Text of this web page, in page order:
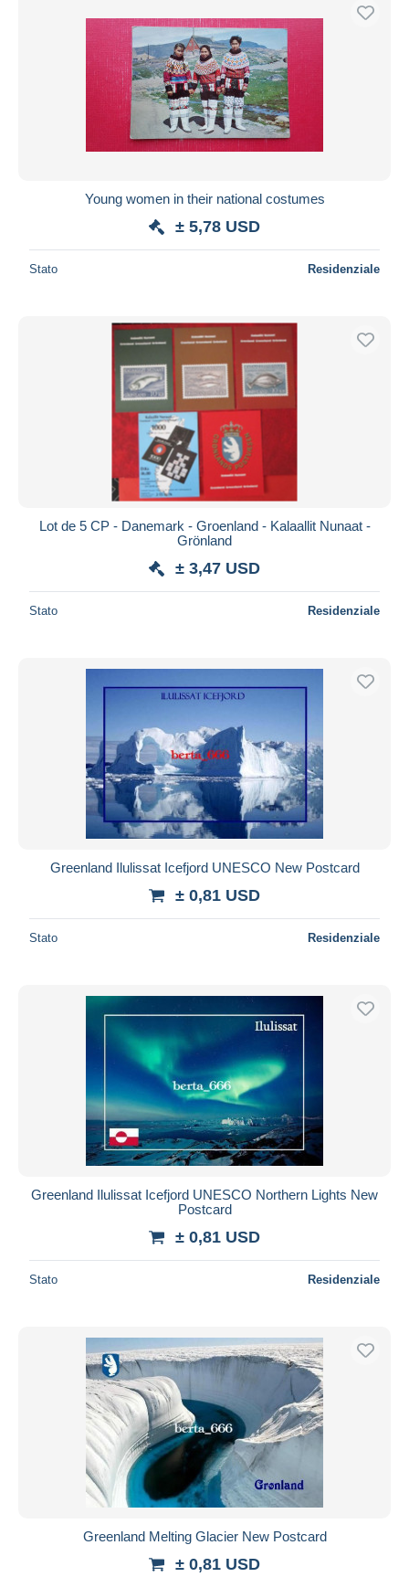
Young women in their national costumes
± 5,78 USD
Stato Residenziale
Lot de 5 CP - Danemark - Groenland - Kalaallit Nunaat -
Grönland
± 3,47 USD
Stato Residenziale
Greenland Ilulissat Icefjord UNESCO New Postcard
± 0,81 USD
Stato Residenziale
Greenland Ilulissat Icefjord UNESCO Northern Lights New
Postcard
± 0,81 USD
Stato Residenziale
Greenland Melting Glacier New Postcard
± 0,81 USD